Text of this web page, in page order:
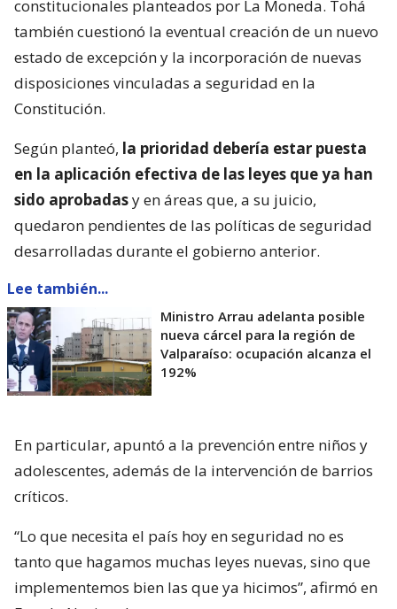
constitucionales planteados por La Moneda. Tohá
también cuestionó la eventual creación de un nuevo
estado de excepción y la incorporación de nuevas
disposiciones vinculadas a seguridad en la
Constitución.
Según planteó, la prioridad debería estar puesta
en la aplicación efectiva de las leyes que ya han
sido aprobadasy en áreas que, a su juicio,
quedaron pendientes de las políticas de seguridad
desarrolladas durante el gobierno anterior.
Lee también...
Ministro Arrau adelanta posible
nueva cárcel para la región de
Valparaíso: ocupación alcanza el
192%
En particular, apuntó a la prevención entre niños y
adolescentes, además de la intervención de barrios
críticos.
“Lo que necesita el país hoy en seguridad no es
tanto que hagamos muchas leyes nuevas, sino que
implementemos bien las que ya hicimos”, afirmó en